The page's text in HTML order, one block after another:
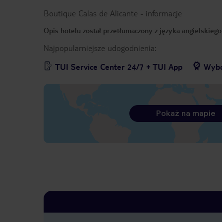
Boutique Calas de Alicante - informacje
Opis hotelu został przetłumaczony z języka
Najpopularniejsze udogodnienia:
TUI Service Center 24/7 + TUI App
Pokaż na mapie